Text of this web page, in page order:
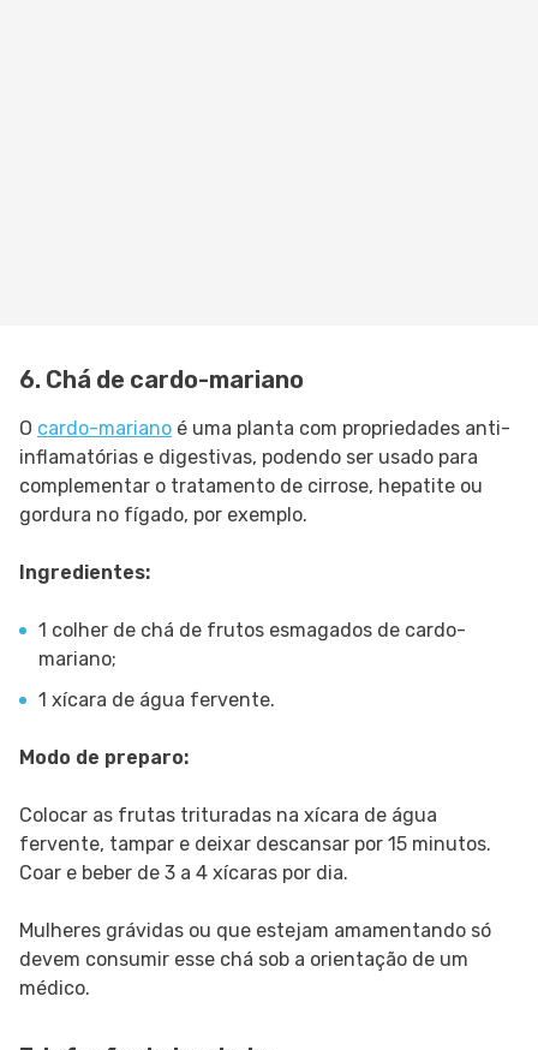
6. Chá de cardo-mariano
O cardo-mariano é uma planta com propriedades anti-
inflamatórias e digestivas, podendo ser usado para
complementar o tratamento de cirrose, hepatite ou
gordura no fígado, por exemplo.
Ingredientes:
1 colher de chá de frutos esmagados de cardo-
mariano;
1 xícara de água fervente.
Modo de preparo:
Colocar as frutas trituradas na xícara de água
fervente, tampar e deixar descansar por 15 minutos.
Coar e beber de 3 a 4 xícaras por dia.
Mulheres grávidas ou que estejam amamentando só
devem consumir esse chá sob a orientação de um
médico.